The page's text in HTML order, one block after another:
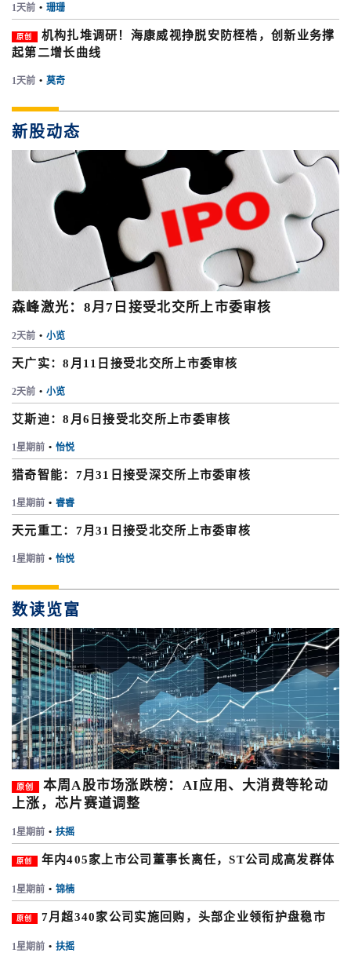
1天前 • 珊珊
原创
机构扎堆调研！海康威视挣脱安防桎梏，创新业务撑
起第二增长曲线
1天前 • 莫奇
新股动态
森峰激光：8月7日接受北交所上市委审核
2天前 • 小览
天广实：8月11日接受北交所上市委审核
2天前 • 小览
艾斯迪：8月6日接受北交所上市委审核
1星期前 • 怡悦
猎奇智能：7月31日接受深交所上市委审核
1星期前 • 睿睿
天元重工：7月31日接受北交所上市委审核
1星期前 • 怡悦
数读览富
原创
本周A股市场涨跌榜：AI应用、大消费等轮动
上涨，芯片赛道调整
1星期前 • 扶摇
原创 年内405家上市公司董事长离任，ST公司成高发群体
1星期前 • 锦楠
原创 7月超340家公司实施回购，头部企业领衔护盘稳市
1星期前 • 扶摇